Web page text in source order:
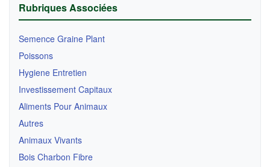
Rubriques Associées
Semence Graine Plant
Poissons
Hygiene Entretien
Investissement Capitaux
Aliments Pour Animaux
Autres
Animaux Vivants
Bois Charbon Fibre